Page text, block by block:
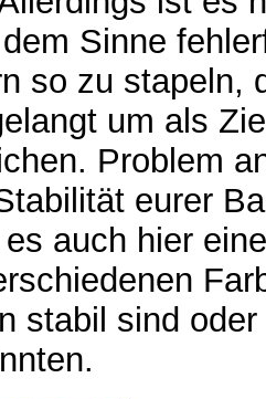
Sinne
so zu stapeln,
um als
Problem
eurer
auch hier
stabil sind oder